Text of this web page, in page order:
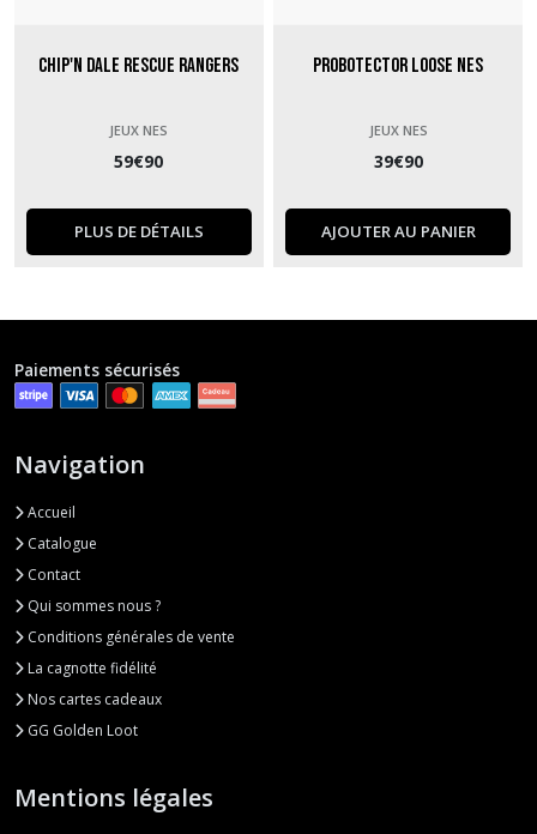
Chip'n Dale Rescue Rangers
JEUX NES
59€90
PLUS DE DÉTAILS
Probotector Loose NES
JEUX NES
39€90
AJOUTER AU PANIER
Paiements sécurisés
Navigation
Accueil
Catalogue
Contact
Qui sommes nous ?
Conditions générales de vente
La cagnotte fidélité
Nos cartes cadeaux
GG Golden Loot
Mentions légales